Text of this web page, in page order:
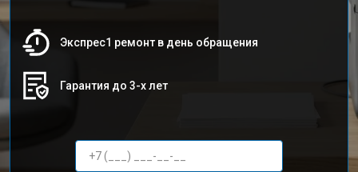
Экспрес1 ремонт в день обращения
Гарантия до 3-х лет